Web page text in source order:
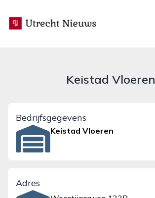
utrecht-nieuws.nl
Keistad Vloeren
Bedrijfsgegevens
Keistad Vloeren
Adres